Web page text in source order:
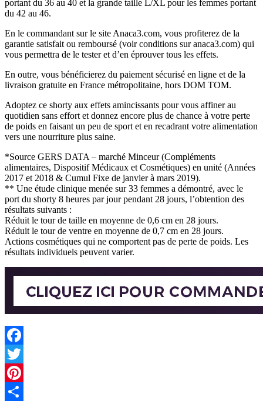
portant du 36 au 40 et la grande taille L/XL pour les femmes portant
du 42 au 46.
En le commandant sur le site Anaca3.com, vous profiterez de la
garantie satisfait ou remboursé (voir conditions sur anaca3.com) qui
vous permettra de le tester et d’en éprouver tous les effets.
En outre, vous bénéficierez du paiement sécurisé en ligne et de la
livraison gratuite en France métropolitaine, hors DOM TOM.
Adoptez ce shorty aux effets amincissants pour vous affiner au
quotidien sans effort et donnez encore plus de chance à votre perte
de poids en faisant un peu de sport et en recadrant votre alimentation
vers une nourriture plus saine.
*Source GERS DATA – marché Minceur (Compléments
alimentaires, Dispositif Médicaux et Cosmétiques) en unité (Années
2017 et 2018 & Cumul Fixe de janvier à mars 2019).
** Une étude clinique menée sur 33 femmes a démontré, avec le
port du shorty 8 heures par jour pendant 28 jours, l’obtention des
résultats suivants :
Réduit le tour de taille en moyenne de 0,6 cm en 28 jours.
Réduit le tour de ventre en moyenne de 0,7 cm en 28 jours.
Actions cosmétiques qui ne comportent pas de perte de poids. Les
résultats individuels peuvent varier.
Facebook
Twitter
Pinterest